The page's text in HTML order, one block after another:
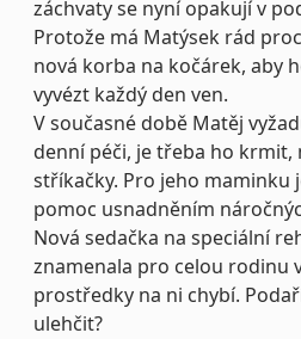
záchvaty se nyní opakují v
Protože má Matýsek rád
nová korba na kočárek, aby
vyvézt každý den ven.
V současné době Matěj
denní péči, je třeba ho krmit,
stříkačky. Pro jeho maminku
pomoc usnadněním
Nová sedačka na speciální
znamenala pro celou rodinu
prostředky na ni chybí.
ulehčit?